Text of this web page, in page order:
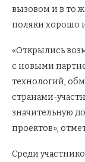
вызовом и в то
поляки хорошо
«Открылись
с новыми
технологий,
странами-
значительную
проектов»,
Среди